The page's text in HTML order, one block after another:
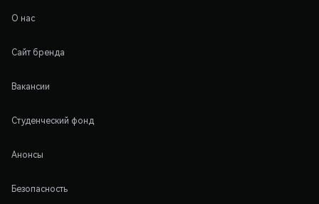
О нас
Сайт бренда
Вакансии
Студенческий фонд
Анонсы
Безопасность